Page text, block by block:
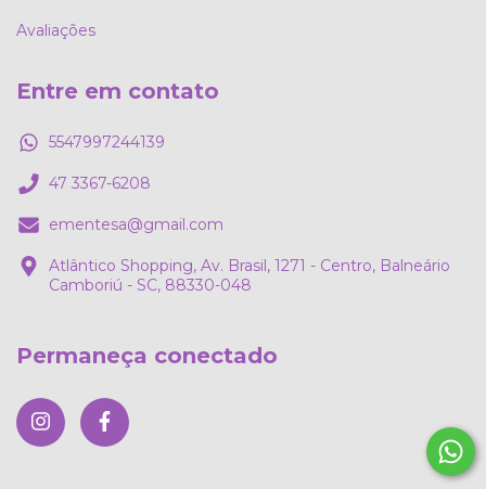
Avaliações
Entre em contato
5547997244139
47 3367-6208
ementesa@gmail.com
Atlântico Shopping, Av. Brasil, 1271 - Centro, Balneário
Camboriú - SC, 88330-048
Permaneça conectado